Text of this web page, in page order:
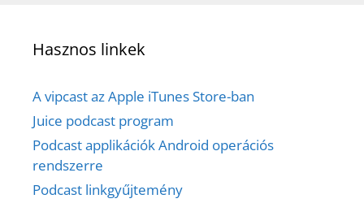
Hasznos linkek
A vipcast az Apple iTunes Store-ban
Juice podcast program
Podcast applikációk Android operációs
rendszerre
Podcast linkgyűjtemény